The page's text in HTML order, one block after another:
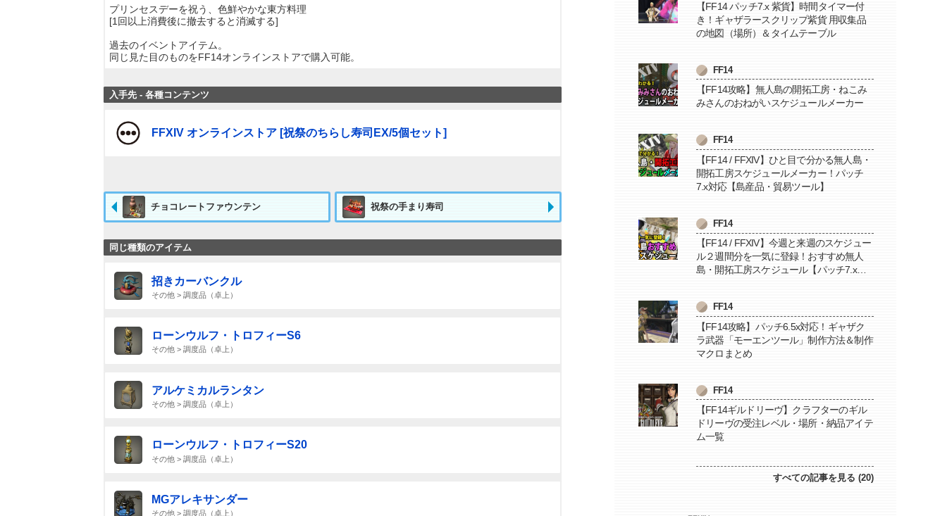
プリンセスデーを祝う、色鮮やかな東方料理
[1回以上消費後に撤去すると消滅する]
過去のイベントアイテム。
同じ見た目のものをFF14オンラインストアで購入可能。
入手先 - 各種コンテンツ
FFXIV オンラインストア [祝祭のちらし寿司EX/5個セット]
チョコレートファウンテン 祝祭の手まり寿司
同じ種類のアイテム
招きカーバンクル
その他 > 調度品（卓上）
ローンウルフ・トロフィーS6
その他 > 調度品（卓上）
アルケミカルランタン
その他 > 調度品（卓上）
ローンウルフ・トロフィーS20
その他 > 調度品（卓上）
MGアレキサンダー
その他 > 調度品（卓上）
【FF14 パッチ7.x 紫貨】時間タイマー付
き！ギャザラースクリップ紫貨 用収集品
の地図（場所）＆タイムテーブル
FF14
【FF14攻略】無人島の開拓工房・ねこみ
みさんのおねがいスケジュールメーカー
FF14
【FF14 / FFXIV】ひと目で分かる無人島・
開拓工房スケジュールメーカー！パッチ
7.x対応【島産品・貿易ツール】
FF14
【FF14 / FFXIV】今週と来週のスケジュー
ル２週間分を一気に登録！おすすめ無人
島・開拓工房スケジュール【パッチ7.x対
FF14
【FF14攻略】パッチ6.5x対応！ギャザク
ラ武器「モーエンツール」制作方法＆制作
マクロまとめ
FF14
【FF14ギルドリーヴ】クラフターのギル
ドリーヴの受注レベル・場所・納品アイテ
ム一覧
すべての記事を見る (20)